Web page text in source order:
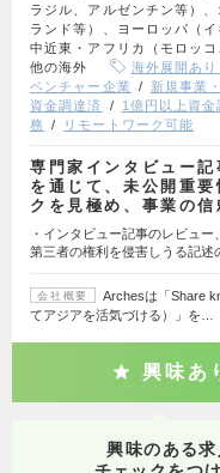
ラジル、アルゼンチン等）
ランド等）、ヨーロッパ（
中近東・アフリカ（モロッ
他の海外
海外展開あり
ベンチャー企業
新規事業
資金調達済
1億円以上資金
務
リモートワーク可能
専門家インタビュー
を通じて、未公開重
クを見極め、事業の
・インタビュー記事のレビュ
第三者の権利を侵害しうる記
会社概要
Archesは「Share
てアジアを活気づける）」を…
興味あ
興味のある求